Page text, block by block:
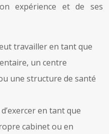
expérience et de ses
travailler en tant que
un centre
une structure de santé
en tant que
cabinet ou en